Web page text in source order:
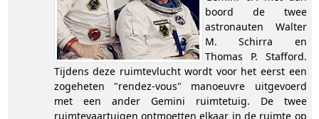
boord de twee
astronauten Walter
M. Schirra en
Thomas P. Stafford.
Tijdens deze ruimtevlucht wordt voor het eerst een
zogeheten "rendez-vous" manoeuvre uitgevoerd
met een ander Gemini ruimtetuig. De twee
ruimtevaartuigen ontmoetten elkaar in de ruimte op